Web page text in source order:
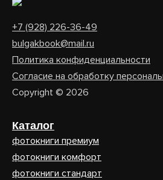
+7 (928) 226-36-49
bulgakbook@mail.ru
Политика конфиденциальности
Согласие на обработку
Copyright © 2026
Каталог
фотокниги премиум
фотокниги комфорт
фотокниги стандарт